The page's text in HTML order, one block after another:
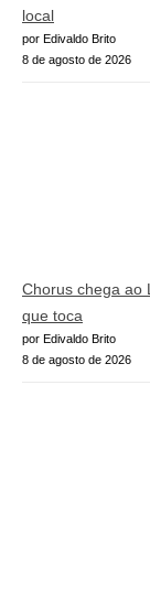
local
por Edivaldo Brito
8 de agosto de 2026
Chorus chega ao
que toca
por Edivaldo Brito
8 de agosto de 2026